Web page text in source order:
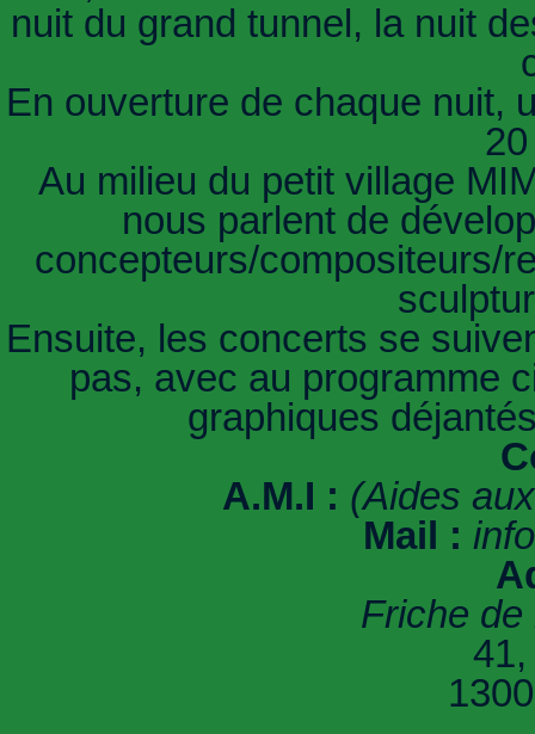
nuit du grand tunnel, la nuit
En ouverture de chaque nuit,
Au milieu du petit village
nous parlent de
concepteurs/compositeurs/
Ensuite, les concerts se
pas, avec au programme
graphiques
A.M.I : (Aides
Mail :
Friche de